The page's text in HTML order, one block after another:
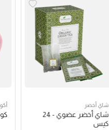
شاي أخضر
شاي أخضر عضوي - 24
كيس